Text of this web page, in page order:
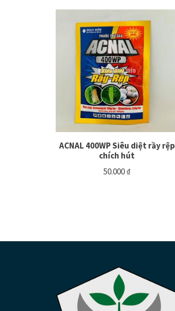
ACNAL 400WP Siêu diệt rầy rệp
chích hút
50.000₫